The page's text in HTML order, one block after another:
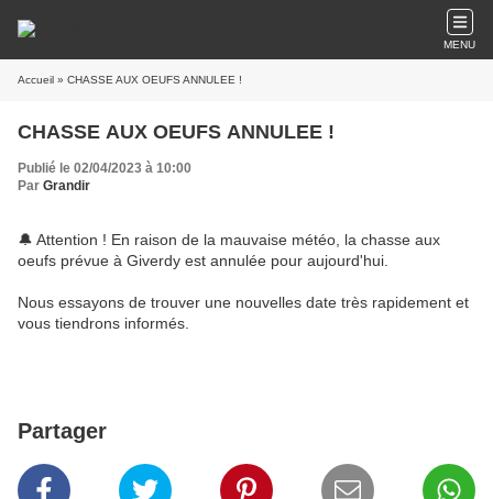
MENU
Accueil » CHASSE AUX OEUFS ANNULEE !
CHASSE AUX OEUFS ANNULEE !
Publié le 02/04/2023 à 10:00
Par Grandir
🔔 Attention ! En raison de la mauvaise météo, la chasse aux
oeufs prévue à Giverdy est annulée pour aujourd'hui.
Nous essayons de trouver une nouvelles date très rapidement et
vous tiendrons informés.
Partager